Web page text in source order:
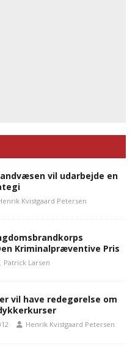
vil udarbejde en
Kvistgaard Petersen
Kriminalpræventive Pris
Patrick Larsen
vil have redegørelse om
Henrik Kvistgaard Petersen